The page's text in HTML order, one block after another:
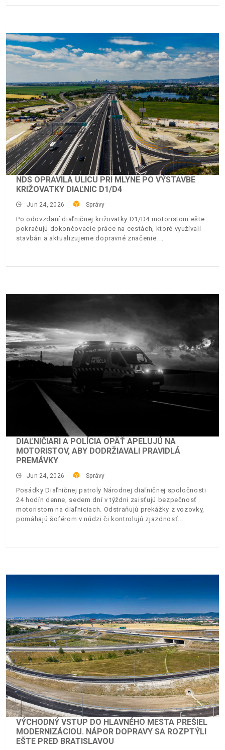
NDS OPRAVILA ULICU PRI MLYNE PO VÝSTAVBE
KRIŽOVATKY DIAĽNIC D1/D4
Jun 24, 2026 Správy
Po odovzdaní diaľničnej križovatky D1/D4 motoristom ešte
pokračujú dokončovacie práce na cestách, ktoré využívali
stavbári a aktualizujeme dopravné značenie.
DIAĽNIČIARI A POLÍCIA OPÄŤ APELUJÚ NA
MOTORISTOV, ABY DODRŽIAVALI PRAVIDLÁ
PREMÁVKY
Jun 24, 2026 Správy
Posádky Diaľničnej patroly Národnej diaľničnej spoločnosti
24 hodín denne, sedem dní v týždni zaisťujú bezpečnosť
motoristom na diaľniciach. Odstraňujú prekážky z vozovky,
pomáhajú šoférom v núdzi či kontrolujú zjazdnosť.
VÝCHODNÝ VSTUP DO HLAVNÉHO MESTA PREŠIEL
MODERNIZÁCIOU. NÁPOR DOPRAVY SA ROZPTÝLI
EŠTE PRED BRATISLAVOU